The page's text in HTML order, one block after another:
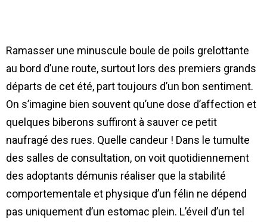
Ramasser une minuscule boule de poils grelottante
au bord d’une route, surtout lors des premiers grands
départs de cet été, part toujours d’un bon sentiment.
On s’imagine bien souvent qu’une dose d’affection et
quelques biberons suffiront à sauver ce petit
naufragé des rues. Quelle candeur ! Dans le tumulte
des salles de consultation, on voit quotidiennement
des adoptants démunis réaliser que la stabilité
comportementale et physique d’un félin ne dépend
pas uniquement d’un estomac plein. L’éveil d’un tel